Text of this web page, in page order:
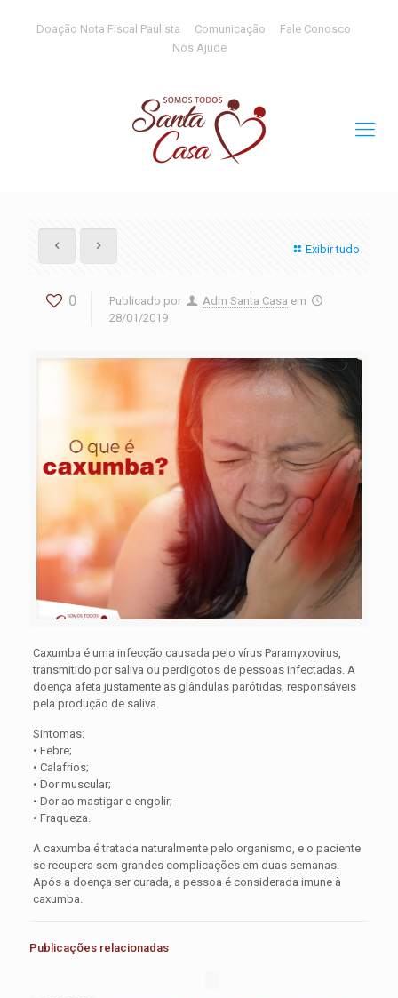
Doação Nota Fiscal Paulista Comunicação
Fale Conosco
Nos Ajude
Exibir tudo
0 Publicado por Adm Santa Casa em
28/01/2019
Caxumba é uma infecção causada pelo vírus Paramyxovírus,
transmitido por saliva ou perdigotos de pessoas infectadas. A
doença afeta justamente as glândulas parótidas, responsáveis
pela produção de saliva.
Sintomas:
• Febre;
• Calafrios;
• Dor muscular;
• Dor ao mastigar e engolir;
• Fraqueza.
A caxumba é tratada naturalmente pelo organismo, e o paciente
se recupera sem grandes complicações em duas semanas.
Após a doença ser curada, a pessoa é considerada imune à
caxumba.
Publicações relacionadas